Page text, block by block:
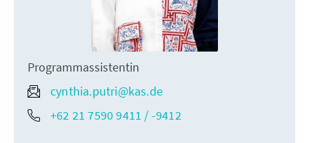
Programmassistentin
cynthia.putri@kas.de
+62 21 7590 9411 / -9412